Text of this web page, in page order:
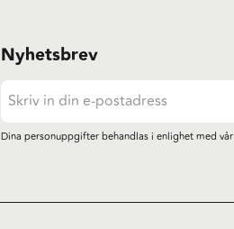
Nyhetsbrev
Dina personuppgifter behandlas i enlighet med vår